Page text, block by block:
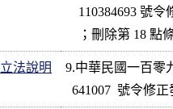
立法說明 9.中華民國一百零